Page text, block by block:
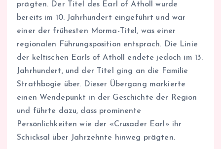
prägten. Der Titel des Earl of Atholl wurde
bereits im 10. Jahrhundert eingeführt und war
einer der frühesten Morma-Titel, was einer
regionalen Führungsposition entsprach. Die Linie
der keltischen Earls of Atholl endete jedoch im 13.
Jahrhundert, und der Titel ging an die Familie
Strathbogie über. Dieser Übergang markierte
einen Wendepunkt in der Geschichte der Region
und führte dazu, dass prominente
Persönlichkeiten wie der «Crusader Earl» ihr
Schicksal über Jahrzehnte hinweg prägten.